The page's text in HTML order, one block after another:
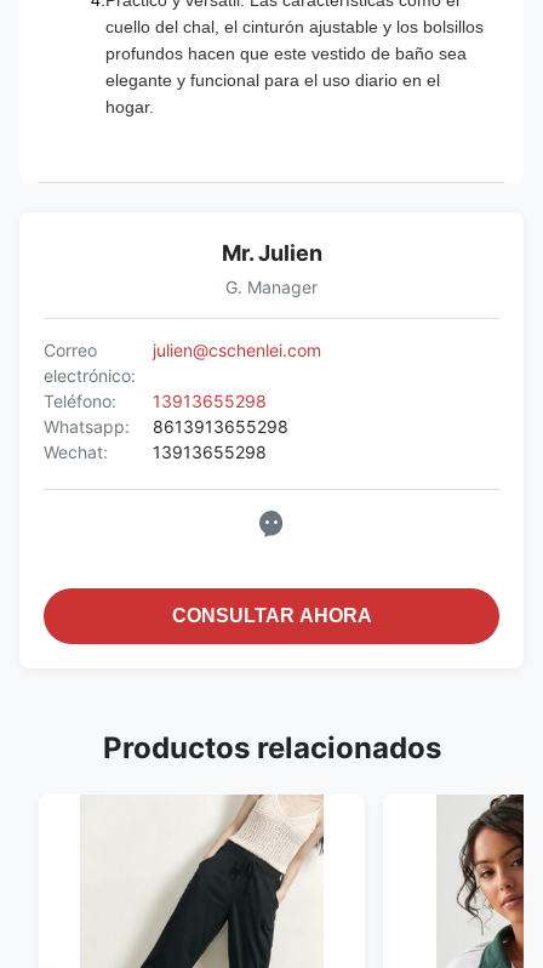
cuello del chal, el cinturón ajustable y los bolsillos
profundos hacen que este vestido de baño sea
elegante y funcional para el uso diario en el
hogar.
Mr. Julien
G. Manager
Correo
electrónico:
julien@cschenlei.com
Teléfono:
13913655298
Whatsapp:
8613913655298
Wechat:
13913655298
CONSULTAR AHORA
Productos relacionados